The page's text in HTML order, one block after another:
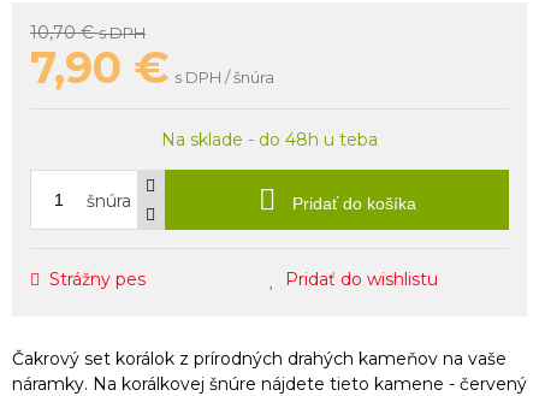
10,70 €s DPH
7,90 € s DPH / šnúra
Na sklade - do 48h u teba
šnúra Pridať do košíka
Strážny pes Pridať do wishlistu
Čakrový set korálok z prírodných drahých kameňov na vaše
náramky. Na korálkovej šnúre nájdete tieto kamene - červený